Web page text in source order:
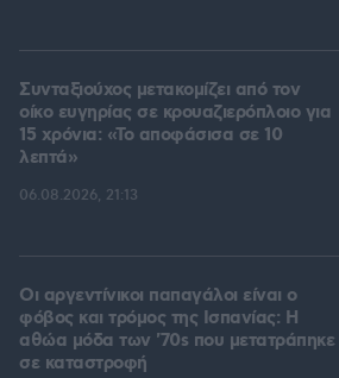
Συνταξιούχος μετακομίζει από τον
οίκο ευγηρίας σε κρουαζιερόπλοιο για
15 χρόνια: «Το αποφάσισα σε 10
λεπτά»
06.08.2026, 21:13
Οι αργεντίνικοι παπαγάλοι είναι ο
φόβος και τρόμος της Ισπανίας: Η
αθώα μόδα των '70s που μετατράπηκε
σε καταστροφή